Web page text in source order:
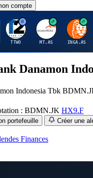
compte
T
TTWO
A
MT.AS
I
INGA.AS
Danamon
Indonesia Tbk
: BDMN.JK HX9.F
portefeuille Créer une
Finances